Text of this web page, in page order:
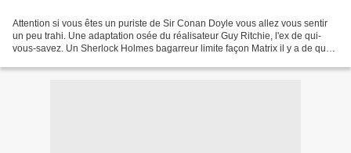
Attention si vous êtes un puriste de Sir Conan Doyle vous allez vous sentir
un peu trahi. Une adaptation osée du réalisateur Guy Ritchie, l'ex de qui-
vous-savez. Un Sherlock Holmes bagarreur limite façon Matrix il y a de quoi